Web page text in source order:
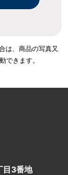
は、商品の写真又
できます。
目3番地